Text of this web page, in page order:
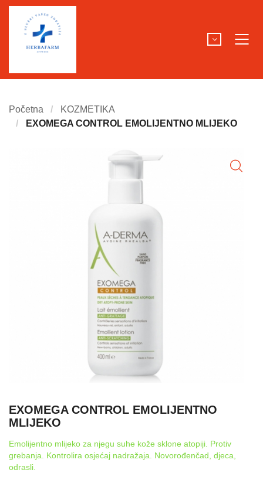
Početna
KOZMETIKA
EXOMEGA CONTROL EMOLIJENTNO MLIJEKO
EXOMEGA CONTROL EMOLIJENTNO
MLIJEKO
Emolijentno mlijeko za njegu suhe kože sklone atopiji. Protiv
grebanja. Kontrolira osjećaj nadražaja. Novorođenčad, djeca,
odrasli.